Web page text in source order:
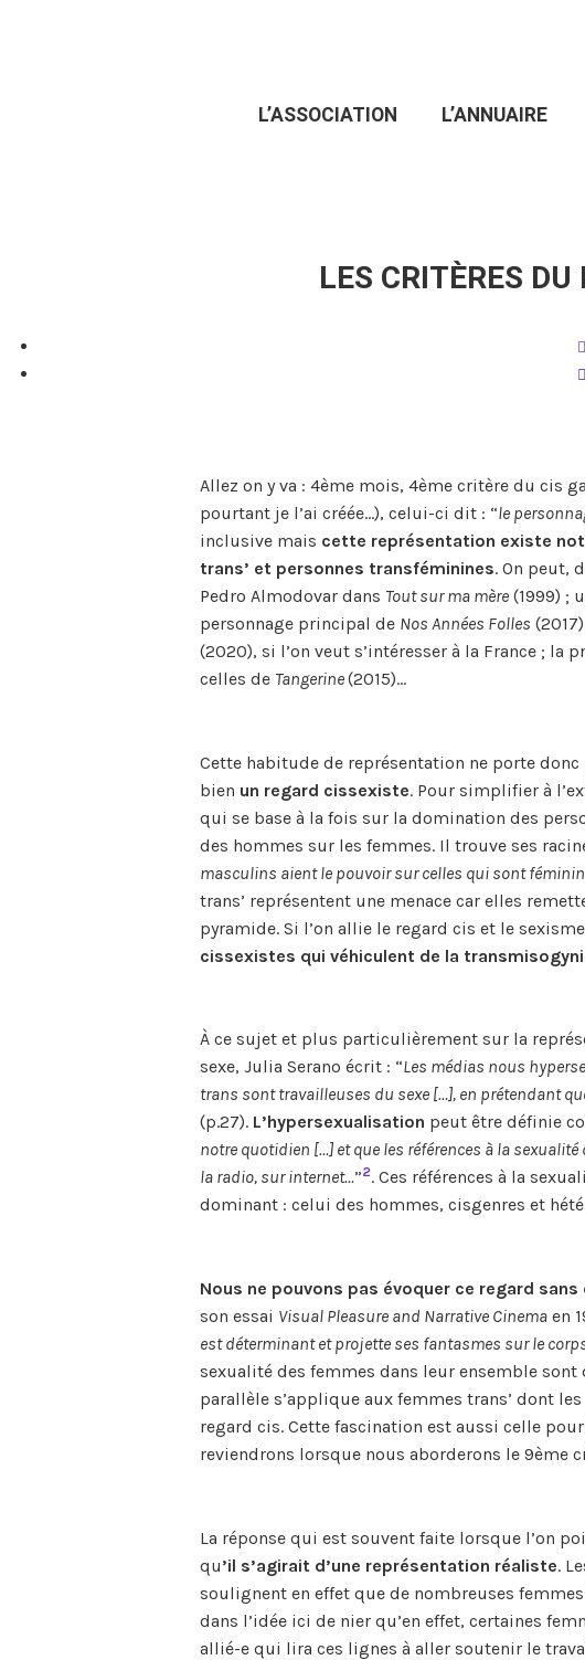
L’ASSOCIATION L’ANNUAIRE
LES CRITÈRES
Allez on y va : 4ème mois, 4ème critère du cis
pourtant je l’ai créée…), celui-ci dit : “le
inclusive mais cette représentation existe
trans’ et personnes transféminines. On peut,
Pedro Almodovar dans Tout sur ma mère (1999) ;
personnage principal de Nos Années Folles
(2020), si l’on veut s’intéresser à la France ; la
celles de Tangerine(2015)…
Cette habitude de représentation ne porte
bien un regard cissexiste. Pour simplifier à
qui se base à la fois sur la domination des
des hommes sur les femmes. Il trouve ses
masculins aient le pouvoir sur celles qui sont
trans’ représentent une menace car elles
pyramide. Si l’on allie le regard cis et le
cissexistes qui véhiculent de la
À ce sujet et plus particulièrement sur la
sexe, Julia Serano écrit : “Les médias nous
trans sont travailleuses du sexe […], en prétendant
(p.27). L’hypersexualisation peut être définie
notre quotidien […] et que les références à la
la radio, sur internet…”2. Ces références à la
dominant : celui des hommes, cisgenres et
Nous ne pouvons pas évoquer ce regard sans
son essai Visual Pleasure and Narrative Cinema en
est déterminant et projette ses fantasmes sur le
sexualité des femmes dans leur ensemble
parallèle s’applique aux femmes trans’ dont
regard cis. Cette fascination est aussi celle
reviendrons lorsque nous aborderons le 9ème
La réponse qui est souvent faite lorsque l’on
qu’il s’agirait d’une représentation réaliste.
soulignent en effet que de nombreuses
dans l’idée ici de nier qu’en effet, certaines
allié-e qui lira ces lignes à aller soutenir le